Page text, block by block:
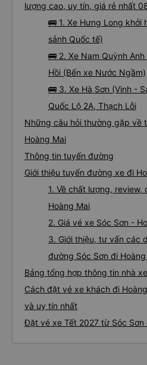
lượng cao, uy tín, giá rẻ nhất
🚌 1. Xe Hưng Long khởi
sảnh Quốc tế)
🚌 2. Xe Nam Quỳnh
Hồi (Bến xe Nước Ngầm)
🚌 3. Xe Hà Sơn (Vinh -
Quốc Lộ 2A, Thạch Lỗi
Những câu hỏi thường gặp về
Hoàng Mai
Thông tin tuyến đường
Giới thiệu tuyến đường xe đi
1. Về chất lượng, review,
Hoàng Mai
2. Giá vé xe Sóc Sơn -
3. Giới thiệu, tư vấn các
đường Sóc Sơn đi
Bảng tổng hợp thông tin nhà
Cách đặt vé xe khách đi
và uy tín nhất
Đặt vé xe Tết 2027 từ Sóc Sơn